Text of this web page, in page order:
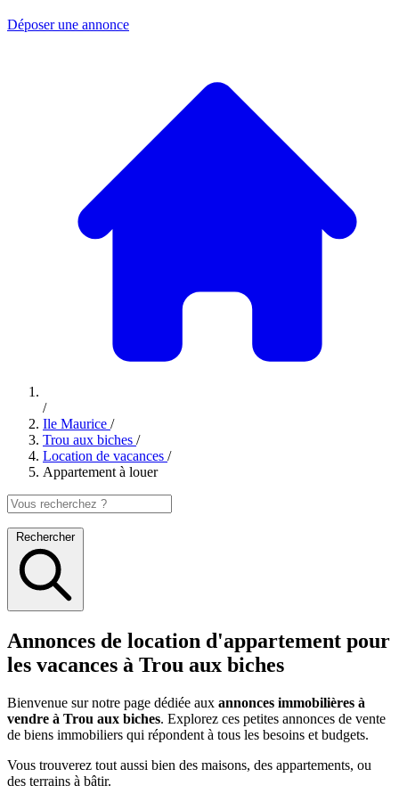
Déposer une annonce
/
Ile Maurice /
Trou aux biches /
Location de vacances /
Appartement à louer
Rechercher
Annonces de location d'appartement pour
les vacances à Trou aux biches
Bienvenue sur notre page dédiée aux annonces immobilières à
vendre à Trou aux biches. Explorez ces petites annonces de vente
de biens immobiliers qui répondent à tous les besoins et budgets.
Vous trouverez tout aussi bien des maisons, des appartements, ou
des terrains à bâtir.